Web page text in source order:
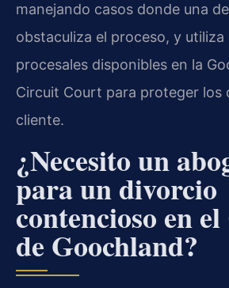
manejando casos donde una
obstaculiza el proceso, y
procesales disponibles en la
Circuit Court para proteger los
cliente.
¿Necesito un
para un divorcio
contencioso en
de Goochland?